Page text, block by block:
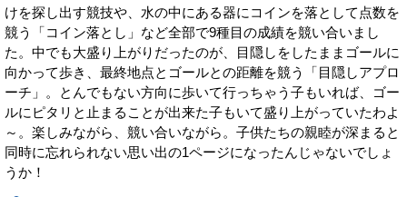
けを探し出す競技や、水の中にある器にコインを落として点数を
競う「コイン落とし」など全部で9種目の成績を競い合いまし
た。中でも大盛り上がりだったのが、目隠しをしたままゴールに
向かって歩き、最終地点とゴールとの距離を競う「目隠しアプロ
ーチ」。とんでもない方向に歩いて行っちゃう子もいれば、ゴー
ルにピタリと止まることが出来た子もいて盛り上がっていたわよ
～。楽しみながら、競い合いながら。子供たちの親睦が深まると
同時に忘れられない思い出の1ページになったんじゃないでしょ
うか！